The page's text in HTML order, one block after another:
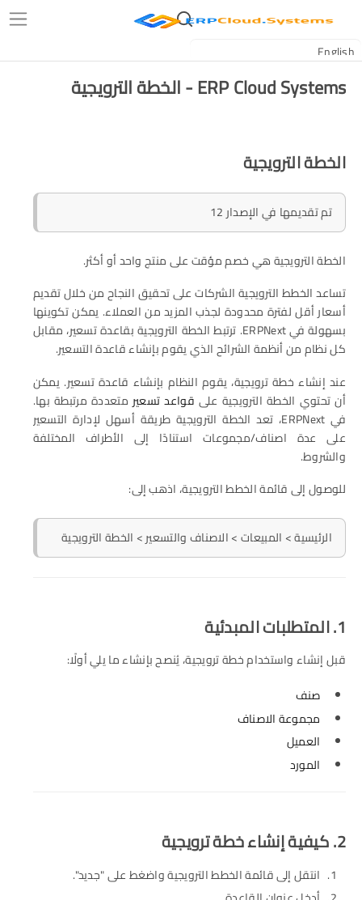
ERP Cloud Systems - الخطة الترويجية
الخطة الترويجية
تم تقديمها في الإصدار 12
الخطة الترويجية هي خصم مؤقت على منتج واحد أو أكثر.
تساعد الخطط الترويجية الشركات على تحقيق النجاح من خلال تقديم
أسعار أقل لفترة محدودة لجذب المزيد من العملاء. يمكن تكوينها
بسهولة في ERPNext. ترتبط الخطة الترويجية بقاعدة تسعير، مقابل
كل نظام من أنظمة الشرائح الذي يقوم بإنشاء قاعدة التسعير.
عند إنشاء خطة ترويجية، يقوم النظام بإنشاء قاعدة تسعير. يمكن
أن تحتوي الخطة الترويجية على قواعد تسعير متعددة مرتبطة بها.
في ERPNext، تعد الخطة الترويجية طريقة أسهل لإدارة التسعير
على عدة اصناف/مجموعات استنادًا إلى الأطراف المختلفة
والشروط.
للوصول إلى قائمة الخطط الترويجية، اذهب إلى:
الرئيسية > المبيعات > الاصناف والتسعير > الخطة الترويجية
1. المتطلبات المبدئية
قبل إنشاء واستخدام خطة ترويجية، يُنصح بإنشاء ما يلي أولًا:
صنف
مجموعة الاصناف
العميل
المورد
2. كيفية إنشاء خطة ترويجية
انتقل إلى قائمة الخطط الترويجية واضغط على "جديد".